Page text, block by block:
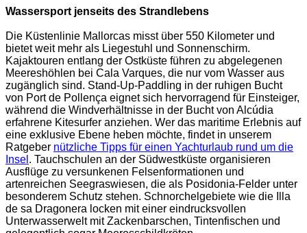
Wassersport jenseits des Strandlebens
Die Küstenlinie Mallorcas misst über 550 Kilometer und
bietet weit mehr als Liegestuhl und Sonnenschirm.
Kajaktouren entlang der Ostküste führen zu abgelegenen
Meereshöhlen bei Cala Varques, die nur vom Wasser aus
zugänglich sind. Stand-Up-Paddling in der ruhigen Bucht
von Port de Pollença eignet sich hervorragend für Einsteiger,
während die Windverhältnisse in der Bucht von Alcúdia
erfahrene Kitesurfer anziehen. Wer das maritime Erlebnis auf
eine exklusive Ebene heben möchte, findet in unserem
Ratgeber nützliche Tipps für einen Yachturlaub rund um die
Insel . Tauchschulen an der Südwestküste organisieren
Ausflüge zu versunkenen Felsenformationen und
artenreichen Seegraswiesen, die als Posidonia-Felder unter
besonderem Schutz stehen. Schnorchelgebiete wie die Illa
de sa Dragonera locken mit einer eindrucksvollen
Unterwasserwelt mit Zackenbarschen, Tintenfischen und